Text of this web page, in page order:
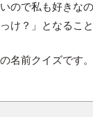
ので私も好きな
け？」となるこ
名前クイズです